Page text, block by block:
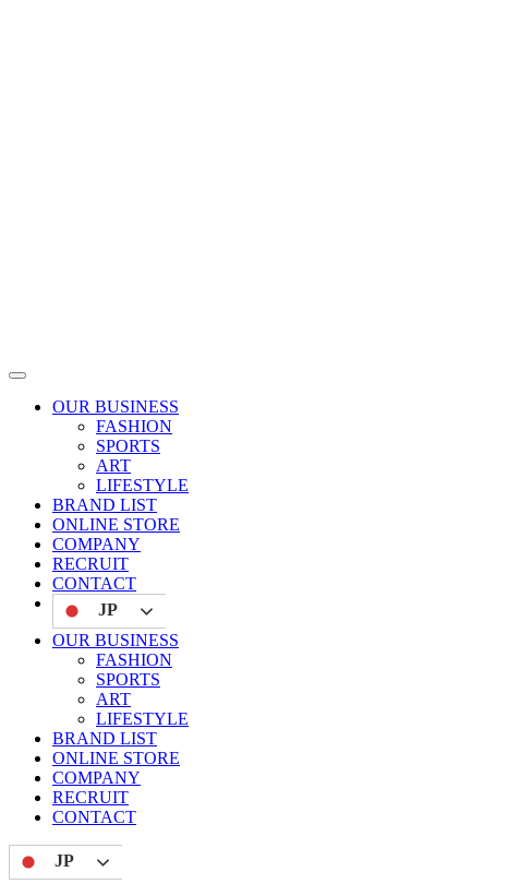
OUR BUSINESS
FASHION
SPORTS
ART
LIFESTYLE
BRAND LIST
ONLINE STORE
COMPANY
RECRUIT
CONTACT
JP
OUR BUSINESS
FASHION
SPORTS
ART
LIFESTYLE
BRAND LIST
ONLINE STORE
COMPANY
RECRUIT
CONTACT
JP